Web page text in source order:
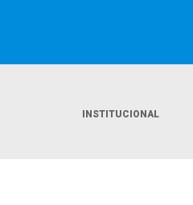
INSTITUCIONAL